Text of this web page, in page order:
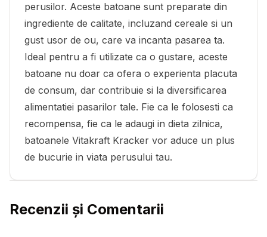
perusilor. Aceste batoane sunt preparate din
ingrediente de calitate, incluzand cereale si un
gust usor de ou, care va incanta pasarea ta.
Ideal pentru a fi utilizate ca o gustare, aceste
batoane nu doar ca ofera o experienta placuta
de consum, dar contribuie si la diversificarea
alimentatiei pasarilor tale. Fie ca le folosesti ca
recompensa, fie ca le adaugi in dieta zilnica,
batoanele Vitakraft Kracker vor aduce un plus
de bucurie in viata perusului tau.
Recenzii și Comentarii